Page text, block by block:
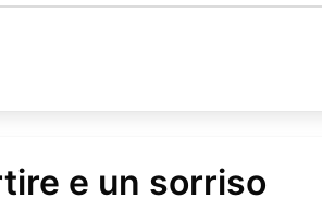
e un sorriso